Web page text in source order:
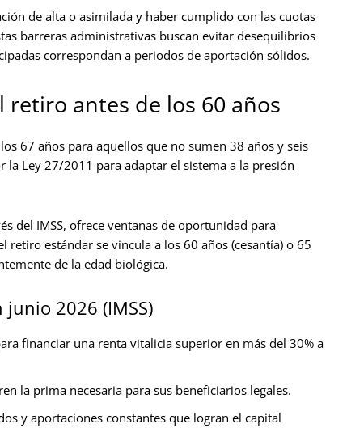
de alta o asimilada y haber cumplido con las cuotas
barreras administrativas buscan evitar desequilibrios
correspondan a periodos de aportación sólidos.
retiro antes de los 60 años
67 años para aquellos que no sumen 38 años y seis
la Ley 27/2011 para adaptar el sistema a la presión
del IMSS, ofrece ventanas de oportunidad para
estándar se vincula a los 60 años (cesantía) o 65
de la edad biológica.
2026 (IMSS)
financiar una renta vitalicia superior en más del 30% a
la prima necesaria para sus beneficiarios legales.
y aportaciones constantes que logran el capital